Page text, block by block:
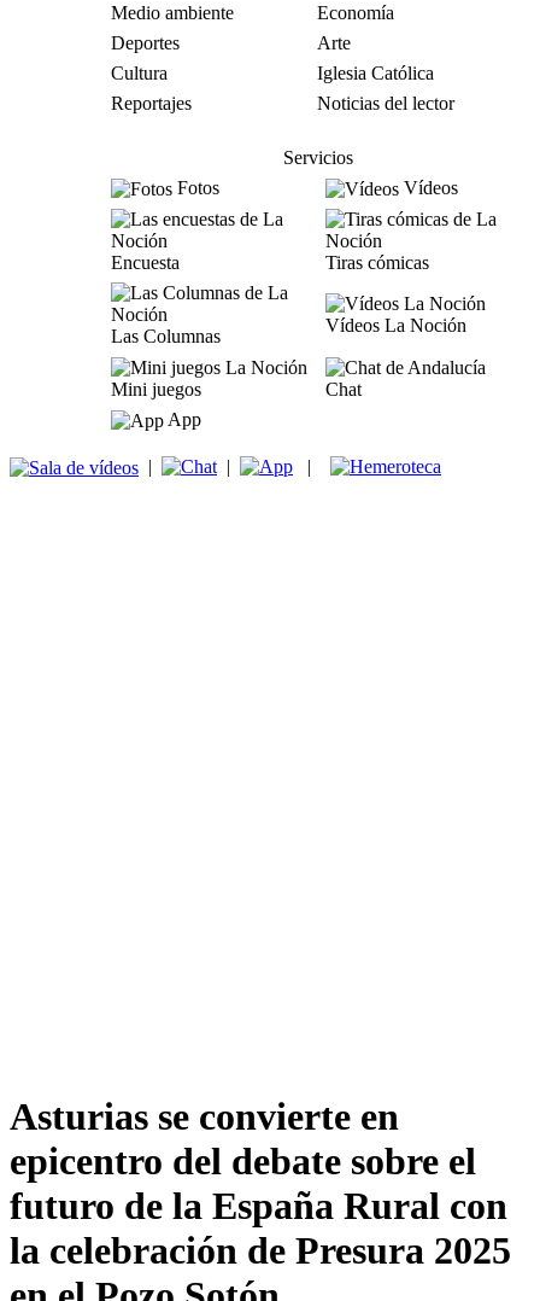
Medio ambiente
Economía
Deportes
Arte
Cultura
Iglesia Católica
Reportajes
Noticias del lector
Servicios
Fotos
Vídeos
Encuesta Tiras cómicas
Las Columnas
Vídeos La Noción
Mini juegos
Chat
App
| | |
Asturias se convierte en
epicentro del debate sobre el
futuro de la España Rural con
la celebración de Presura 2025